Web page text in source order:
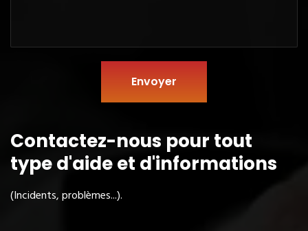
Envoyer
Contactez-nous pour tout
typed'aide et d'informations
(Incidents, problèmes...).